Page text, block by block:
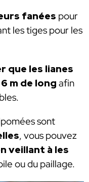
fanées pour
les tiges pour les
que les lianes
m de long afin
sont
, vous pouvez
veillant à les
ou du paillage.